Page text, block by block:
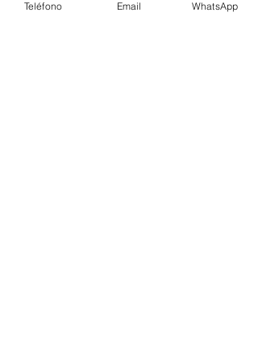
reservados
Teléfono Email WhatsApp